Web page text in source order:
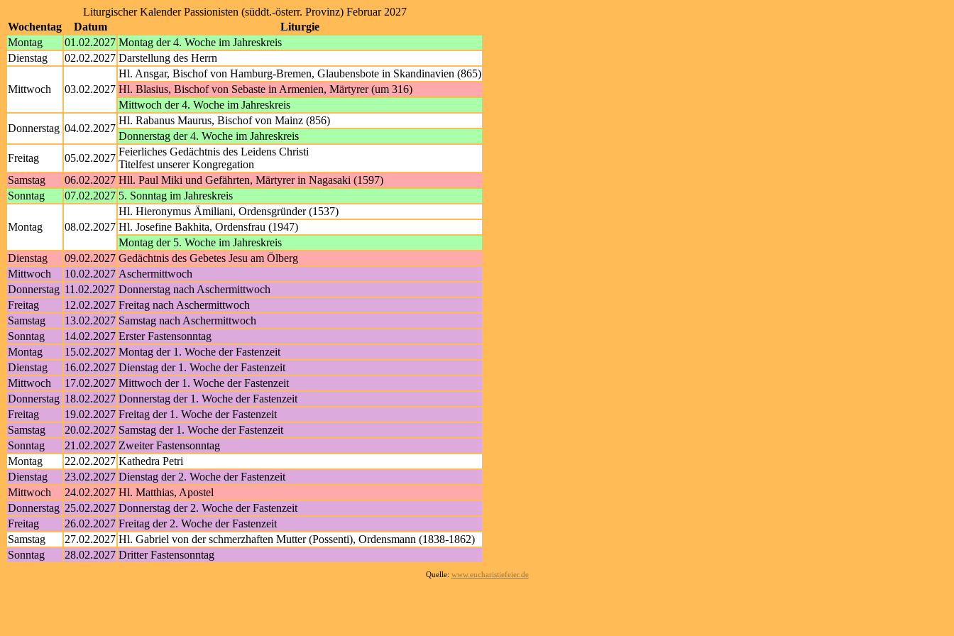
Liturgischer Kalender Passionisten (süddt.-österr. Provinz) Februar 2027
Wochentag
Datum
Liturgie
Montag
01.02.2027 Montag der 4. Woche im Jahreskreis
Dienstag
02.02.2027 Darstellung des Herrn
Mittwoch 03.02.2027
Hl. Ansgar, Bischof von Hamburg-Bremen, Glaubensbote in Skandinavien (865)
Hl. Blasius, Bischof von Sebaste in Armenien, Märtyrer (um 316)
Mittwoch der 4. Woche im Jahreskreis
Donnerstag 04.02.2027
Hl. Rabanus Maurus, Bischof von Mainz (856)
Donnerstag der 4. Woche im Jahreskreis
Freitag
05.02.2027
Feierliches Gedächtnis des Leidens Christi
Titelfest unserer Kongregation
Samstag
06.02.2027 Hll. Paul Miki und Gefährten, Märtyrer in Nagasaki (1597)
Sonntag
07.02.2027 5. Sonntag im Jahreskreis
Montag 08.02.2027
Hl. Hieronymus Ämiliani, Ordensgründer (1537)
Hl. Josefine Bakhita, Ordensfrau (1947)
Montag der 5. Woche im Jahreskreis
Dienstag
09.02.2027 Gedächtnis des Gebetes Jesu am Ölberg
Mittwoch
10.02.2027 Aschermittwoch
Donnerstag 11.02.2027 Donnerstag nach Aschermittwoch
Freitag
12.02.2027 Freitag nach Aschermittwoch
Samstag
13.02.2027 Samstag nach Aschermittwoch
Sonntag
14.02.2027 Erster Fastensonntag
Montag
15.02.2027 Montag der 1. Woche der Fastenzeit
Dienstag
16.02.2027 Dienstag der 1. Woche der Fastenzeit
Mittwoch
17.02.2027 Mittwoch der 1. Woche der Fastenzeit
Donnerstag 18.02.2027 Donnerstag der 1. Woche der Fastenzeit
Freitag
19.02.2027 Freitag der 1. Woche der Fastenzeit
Samstag
20.02.2027 Samstag der 1. Woche der Fastenzeit
Sonntag
21.02.2027 Zweiter Fastensonntag
Montag
22.02.2027 Kathedra Petri
Dienstag
23.02.2027 Dienstag der 2. Woche der Fastenzeit
Mittwoch
24.02.2027 Hl. Matthias, Apostel
Donnerstag 25.02.2027 Donnerstag der 2. Woche der Fastenzeit
Freitag
26.02.2027 Freitag der 2. Woche der Fastenzeit
Samstag
27.02.2027 Hl. Gabriel von der schmerzhaften Mutter (Possenti), Ordensmann (1838-1862)
Sonntag
28.02.2027 Dritter Fastensonntag
Quelle: www.eucharistiefeier.de